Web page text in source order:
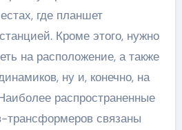
где планшет
Кроме этого, нужно
на расположение, а также
ну и, конечно, на
распространенные
трансформеров связаны